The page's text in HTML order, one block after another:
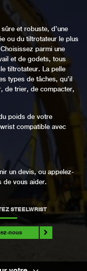
et robuste, d’une
ou du tiltrotateur le plus
parmi une
et de godets, tous
tiltrotateur. La pelle
types de tâches, qu’il
de trier, de compacter,
poids de votre
compatible avec
un devis, ou appelez-
de vous aider.
STEELWRIST
nous